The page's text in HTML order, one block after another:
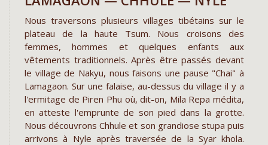
Nous traversons plusieurs villages tibétains sur le
plateau de la haute Tsum. Nous croisons des
femmes, hommes et quelques enfants aux
vêtements traditionnels. Après être passés devant
le village de Nakyu, nous faisons une pause "Chai" à
Lamagaon. Sur une falaise, au-dessus du village il y a
l'ermitage de Piren Phu où, dit-on, Mila Repa médita,
en atteste l'emprunte de son pied dans la grotte.
Nous découvrons Chhule et son grandiose stupa puis
arrivons à Nyle après traversée de la Syar khola.